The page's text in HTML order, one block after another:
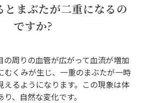
とまぶたが二重になるの
ですか?
の周りの血管が広がって血流が増加
むくみが生じ、一重のまぶたが一時
えるようになります。この現象は体
、自然な変化です。